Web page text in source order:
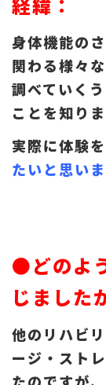
身体機能の
関わる様々
調べていく
ことを知りま
実際に体験
たいと思いま
●どのよ
じました
他のリハビ
ージ・スト
たのですが、